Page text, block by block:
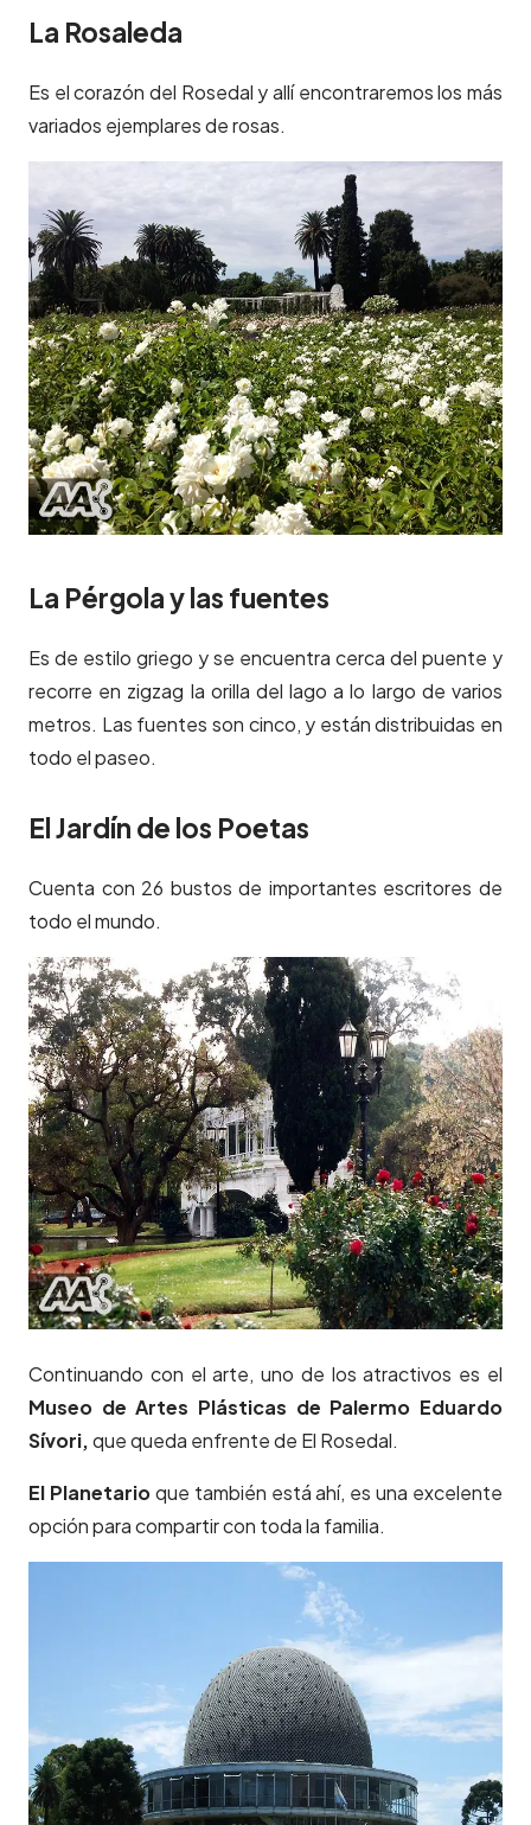
La Rosaleda
Es el corazón del Rosedal y allí encontraremos los más
variados ejemplares de rosas.
La Pérgola y las fuentes
Es de estilo griego y se encuentra cerca del puente y
recorre en zigzag la orilla del lago a lo largo de varios
metros. Las fuentes son cinco, y están distribuidas en
todo el paseo.
El Jardín de los Poetas
Cuenta con 26 bustos de importantes escritores de
todo el mundo.
Continuando con el arte, uno de los atractivos es el
Museo de Artes Plásticas de Palermo Eduardo
Sívori,que queda enfrente de El Rosedal.
El Planetarioque también está ahí, es una excelente
opción para compartir con toda la familia.